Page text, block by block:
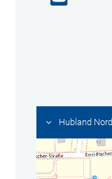
Hubland